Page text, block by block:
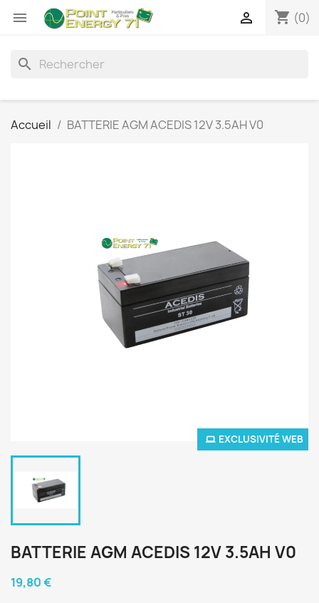
 shopping_cart (0)

search
Accueil BATTERIE AGM ACEDIS 12V 3.5AH V0
EXCLUSIVITÉ WEB
BATTERIE AGM ACEDIS 12V 3.5AH V0
19,80 €